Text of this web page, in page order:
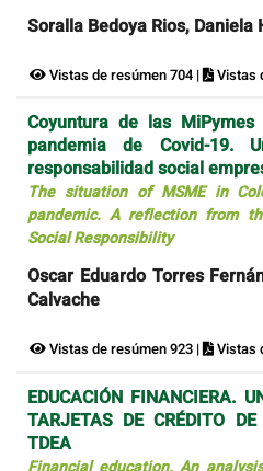
Soralla Bedoya Rios, Daniela
Vistas de resúmen 704 | Vistas
Coyuntura de las
pandemia de Covid-19.
responsabilidad social
The situation of MSME in
pandemic. A reflection from
Social Responsibility
Oscar Eduardo Torres
Calvache
Vistas de resúmen 923 | Vistas
EDUCACIÓN FINANCIERA.
TARJETAS DE CRÉDITO
TDEA